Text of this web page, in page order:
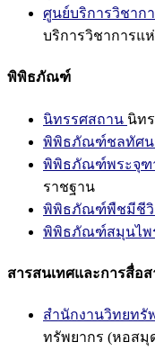
ศูนย์บริการวิชาก
บริการวิชาการแ
พิพิธภัณฑ์
นิทรรศสถาน นิท
พิพิธภัณฑ์ชลทัศน
พิพิธภัณฑ์พระจุฑ
ราชฐาน
พิพิธภัณฑ์พืชมีชี
พิพิธภัณฑ์สมุนไพ
สารสนเทศและการสื่อส
สำนักงานวิทยทรั
ทรัพยากร (หอสมุ